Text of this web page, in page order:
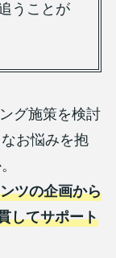
うことが
グ施策を検討
お悩みを抱
ツの企画から
してサポート